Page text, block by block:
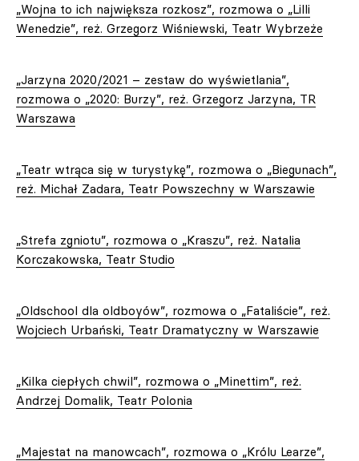
„Wojna to ich największa rozkosz”, rozmowa o „Lilli
Wenedzie”, reż. Grzegorz Wiśniewski, Teatr Wybrzeże
„Jarzyna 2020/2021 – zestaw do wyświetlania”,
rozmowa o „2020: Burzy”, reż. Grzegorz Jarzyna, TR
Warszawa
„Teatr wtrąca się w turystykę”, rozmowa o „Biegunach”,
reż. Michał Zadara, Teatr Powszechny w Warszawie
„Strefa zgniotu”, rozmowa o „Kraszu”, reż. Natalia
Korczakowska, Teatr Studio
„Oldschool dla oldboyów”, rozmowa o „Fataliście”, reż.
Wojciech Urbański, Teatr Dramatyczny w Warszawie
„Kilka ciepłych chwil”, rozmowa o „Minettim”, reż.
Andrzej Domalik, Teatr Polonia
„Majestat na manowcach”, rozmowa o „Królu Learze”,